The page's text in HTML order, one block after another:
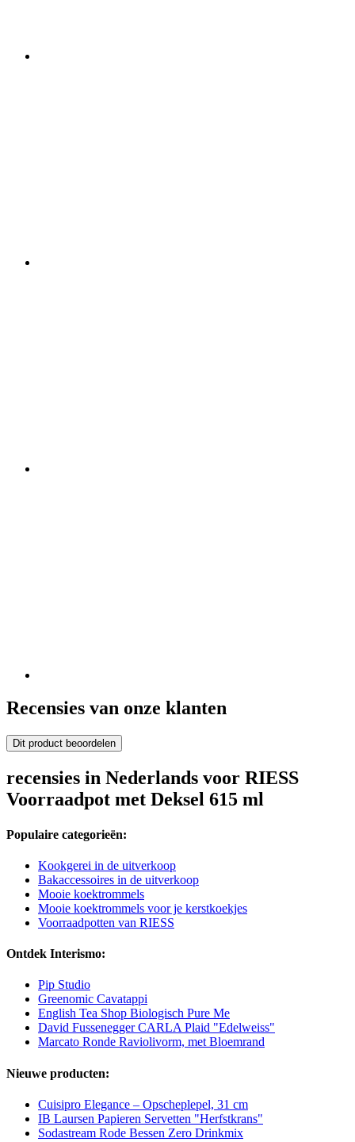
Recensies van onze klanten
Dit product beoordelen
recensies in Nederlands voor RIESS
Voorraadpot met Deksel 615 ml
Populaire categorieën:
Kookgerei in de uitverkoop
Bakaccessoires in de uitverkoop
Mooie koektrommels
Mooie koektrommels voor je kerstkoekjes
Voorraadpotten van RIESS
Ontdek Interismo:
Pip Studio
Greenomic Cavatappi
English Tea Shop Biologisch Pure Me
David Fussenegger CARLA Plaid "Edelweiss"
Marcato Ronde Raviolivorm, met Bloemrand
Nieuwe producten:
Cuisipro Elegance – Opscheplepel, 31 cm
IB Laursen Papieren Servetten "Herfstkrans"
Sodastream Rode Bessen Zero Drinkmix